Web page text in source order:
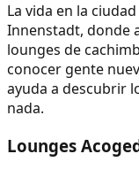
La vida en la
Innenstadt, donde
lounges de
conocer gente
ayuda a descubrir
nada.
Lounges